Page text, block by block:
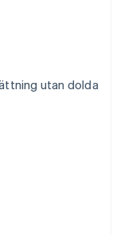
utan dolda